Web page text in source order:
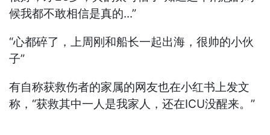
候我都不敢相信是真的...”
“心都碎了，上周刚和船长一起出海，很帅的小伙
子”
有自称获救伤者的家属的网友也在小红书上发文
称，“获救其中一人是我家人，还在ICU没醒来。”